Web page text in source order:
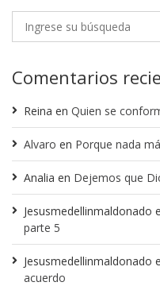
Comentarios
Reina en Quien se
Alvaro en Porque nada
Analia en Dejemos que
Jesusmedellinmaldonado
parte 5
Jesusmedellinmaldonado
acuerdo